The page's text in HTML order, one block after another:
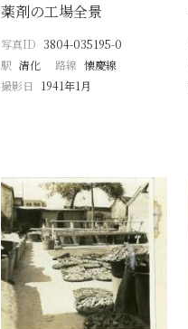
薬剤の工場全景
写真ID 3804-035195-0
駅 清化 路線 懐慶線
撮影日
1941年1月